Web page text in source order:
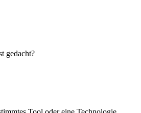
gedacht?